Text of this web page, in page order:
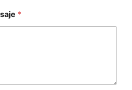
*